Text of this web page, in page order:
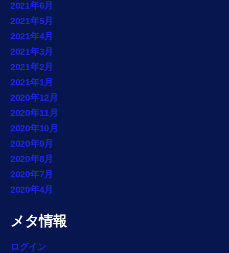
2021年6月
2021年5月
2021年4月
2021年3月
2021年2月
2021年1月
2020年12月
2020年11月
2020年10月
2020年9月
2020年8月
2020年7月
2020年4月
メタ情報
ログイン